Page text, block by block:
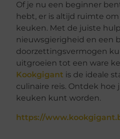
Of je nu een beginner
hebt, er is altijd ruimte
keuken. Met de juiste
nieuwsgierigheid en een
doorzettingsvermogen
uitgroeien tot een ware
Kookgigant is de ideale
culinaire reis. Ontdek hoe
keuken kunt worden.
https://